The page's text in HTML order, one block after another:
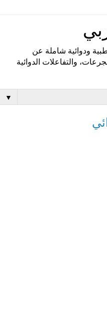
ودوائية شاملة عن
والتفاعلات الدوائية
▼